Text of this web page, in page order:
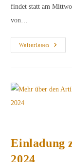
findet statt am
von…
Weiterlesen
Einladung
2024